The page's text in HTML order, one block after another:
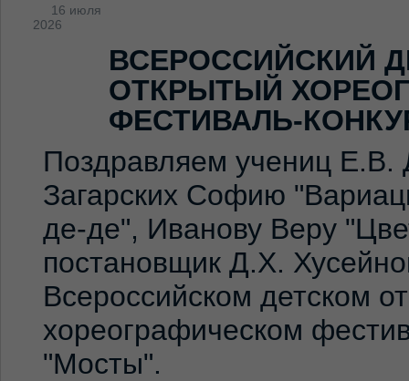
16 июля
2026
ВСЕРОССИЙСКИЙ
ОТКРЫТЫЙ
ФЕСТИВАЛЬ-
Поздравляем учениц Е.В.
Загарских Софию
де-де", Иванову Веру
постановщик Д.Х.
Всероссийском детском
хореографическом
"Мосты".